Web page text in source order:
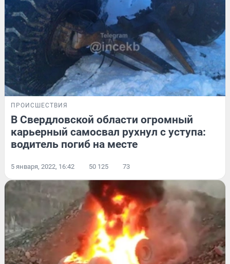
ПРОИСШЕСТВИЯ
В Свердловской области огромный
карьерный самосвал рухнул с уступа:
водитель погиб на месте
5 января, 2022, 16:42 50 125 73